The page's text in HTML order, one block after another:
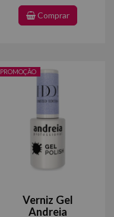
Comprar
PROMOÇÃO
Verniz Gel
Andreia